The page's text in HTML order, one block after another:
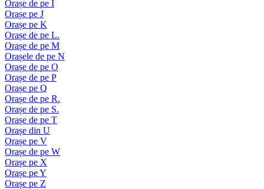
Orașe de pe I
Orașe pe J
Orașe pe K
Orașe de pe L.
Orașe de pe M
Orașele de pe N
Orașe de pe O
Orașe de pe P
Orașe pe Q
Orașe de pe R.
Orașe de pe S.
Orașe de pe T
Orașe din U
Orașe pe V
Orașe de pe W
Orașe pe X
Orașe pe Y
Orașe pe Z